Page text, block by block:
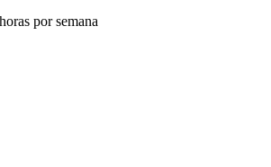
por semana